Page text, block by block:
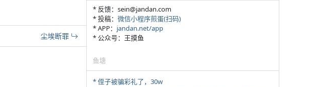
尘埃断罪
* 反馈：sein@jandan.com
* 投稿： 微信小程序煎蛋(扫码)
* APP： jandan.net/app
* 公众号：王摸鱼
鱼塘
* 侄子被骗彩礼了，30w